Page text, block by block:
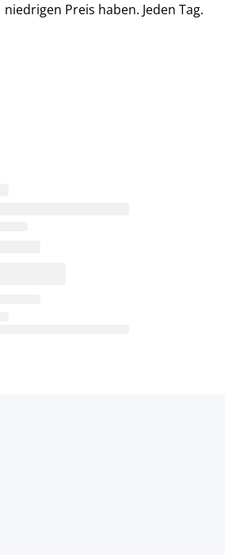
niedrigen Preis haben. Jeden Tag.